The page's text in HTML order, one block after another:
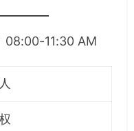
08:00-11:30 AM